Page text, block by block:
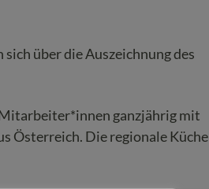
über die Auszeichnung des
ganzjährig mit
Österreich. Die regionale Küche